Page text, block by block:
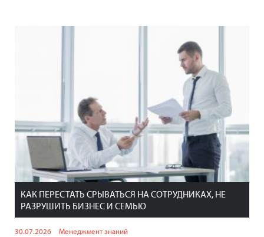
КАК ПЕРЕСТАТЬ СРЫВАТЬСЯ НА СОТРУДНИКАХ, НЕ
РАЗРУШИТЬ БИЗНЕС И СЕМЬЮ
30.07.2026 Менеджмент знаний